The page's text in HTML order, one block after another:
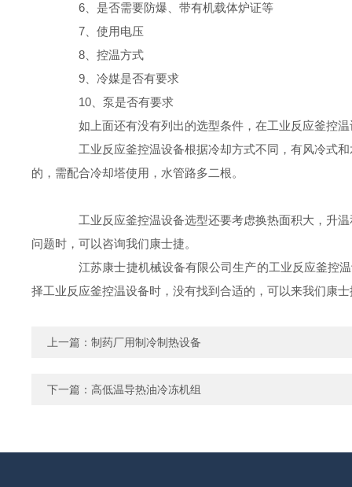
6、是否需要防爆、带有机载体炉证等
7、使用电压
8、控温方式
9、冷媒是否有要求
10、泵是否有要求
如上面还有没有列出的选型条件，在工业反应釜控温
工业反应釜控温设备根据冷却方式不同，有风冷式和
的，需配合冷却塔使用，水管路多二根。
工业反应釜控温设备选型还要考虑换热面积大，升温
问题时，可以咨询我们康士捷。
江苏康士捷机械设备有限公司生产的工业反应釜控温
择工业反应釜控温设备时，没有找到合适的，可以来我们康
上一篇： 制药厂用制冷制热设备
下一篇： 高低温导热油冷冻机组